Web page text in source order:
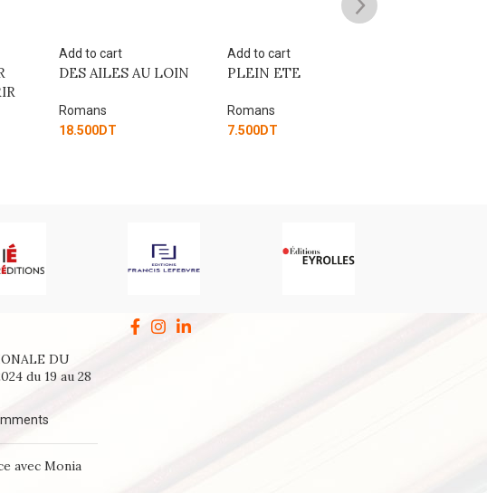
Add to cart
PLEIN ETE
Romans
7.500DT
Add to cart
Je t’en veux, je t’aime
Romans
33.750DT
DU
du 19 au 28
avec Monia